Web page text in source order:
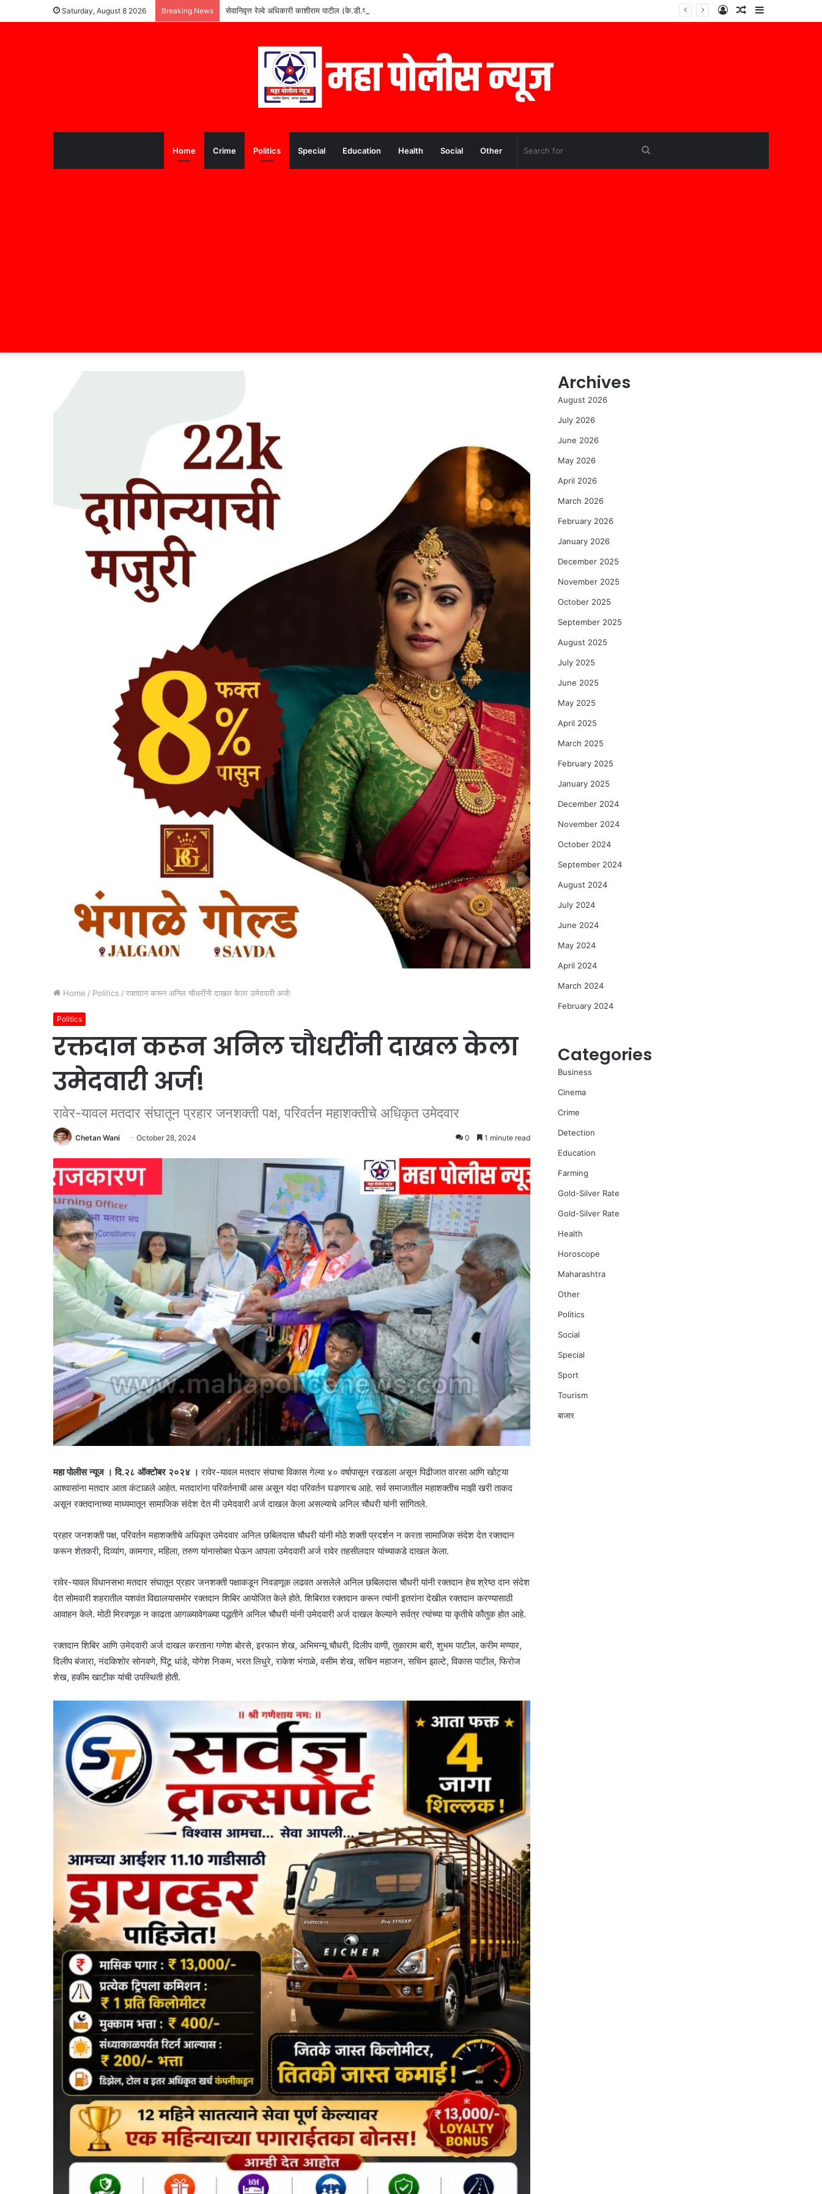
Saturday, August 8 2026 Breaking News सेवानिवृत्त रेल्वे अधिकारी काशीराम पाटील (के.डी.पाटील) यांचे निधन Sidebar
Random
Log
Home Crime Politics Special Education Health Social Other
Home / Politics / रक्तदान करून अनिल चौधरींनी दाखल केला उमेदवारी अर्ज!
Politics
रक्तदान करून अनिल चौधरींनी दाखल केला
उमेदवारी अर्ज!
रावेर-यावल मतदार संघातून प्रहार जनशक्ती पक्ष, परिवर्तन महाशक्तीचे अधिकृत उमेदवार
Chetan Wani October 28, 2024 0 1 minute read
महा पोलीस न्यूज । दि.२८ ऑक्टोबर २०२४ । रावेर-यावल मतदार संघाचा विकास गेल्या ४० वर्षापासून रखडला असून पिढीजात वारसा आणि खोट्या
आश्वासांना मतदार आता कंटाळले आहेत. मतदारांना परिवर्तनाची आस असून यंदा परिवर्तन घडणारच आहे. सर्व समाजातील महाशक्तीच माझी खरी ताकद
असून रक्तदानाच्या माध्यमातून सामाजिक संदेश देत मी उमेदवारी अर्ज दाखल केला असल्याचे अनिल चौधरी यांनी सांगितले.
प्रहार जनशक्ती पक्ष, परिवर्तन महाशक्तीचे अधिकृत उमेदवार अनिल छबिलदास चौधरी यांनी मोठे शक्ती प्रदर्शन न करता सामाजिक संदेश देत रक्तदान
करून शेतकरी, दिव्यांग, कामगार, महिला, तरुण यांनासोबत घेऊन आपला उमेदवारी अर्ज रावेर तहसीलदार यांच्याकडे दाखल केला.
रावेर-यावल विधानसभा मतदार संघातून प्रहार जनशक्ती पक्षाकडून निवडणूक लढवत असलेले अनिल छबिलदास चौधरी यांनी रक्तदान हेच श्रेष्ठ दान संदेश
देत सोमवारी शहरातील यशवंत विद्यालयासमोर रक्तदान शिबिर आयोजित केले होते. शिबिरात रक्तदान करून त्यांनी इतरांना देखील रक्तदान करण्यासाठी
आवाहन केले. मोठी मिरवणूक न काढता आगळ्यावेगळ्या पद्धतीने अनिल चौधरी यांनी उमेदवारी अर्ज दाखल केल्याने सर्वत्र त्यांच्या या कृतीचे कौतुक होत आहे.
रक्तदान शिबिर आणि उमेदवारी अर्ज दाखल करताना गणेश बोरसे, इरफान शेख, अभिमन्यू चौधरी, दिलीप वाणी, तुकाराम बारी, शुभम पाटील, करीम मण्यार,
दिलीप बंजारा, नंदकिशोर सोनवणे, पिंटू धांडे, योगेश निकम, भरत लिधुरे, राकेश भंगाळे, वसीम शेख, सचिन महाजन, सचिन झाल्टे, विकास पाटील, फिरोज
शेख, हकीम खाटीक यांची उपस्थिती होती.
Archives
August 2026
July 2026
June 2026
May 2026
April 2026
March 2026
February 2026
January 2026
December 2025
November 2025
October 2025
September 2025
August 2025
July 2025
June 2025
May 2025
April 2025
March 2025
February 2025
January 2025
December 2024
November 2024
October 2024
September 2024
August 2024
July 2024
June 2024
May 2024
April 2024
March 2024
February 2024
Categories
Business
Cinema
Crime
Detection
Education
Farming
Gold-Silver Rate
Gold-Silver Rate
Health
Horoscope
Maharashtra
Other
Politics
Social
Special
Sport
Tourism
बाजार